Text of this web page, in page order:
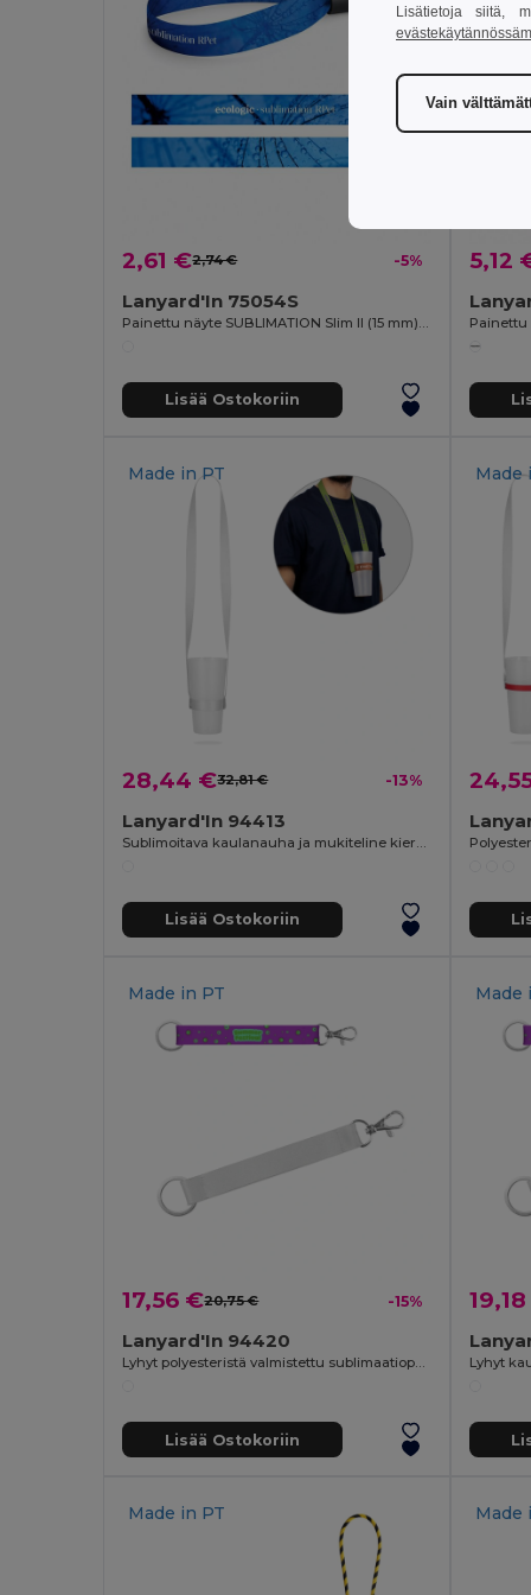
2,61 €2,74 € -5%
Lanyard'In 75054S
Lisää Ostokoriin
5,12
Made in PT
28,44 €32,81 € -13%
Lanyard'In 94413
Sublimoitava kaulanauha ja mukiteline kierrätetystä polyesteristä (100 % rPET)
Lisää Ostokoriin
Made
Made in PT
17,56 €20,75 € -15%
Lanyard'In 94420
Lyhyt polyesteristä valmistettu sublimaatiopainatukseen tarkoitettu kaulanauha, jossa vakiorengas ja karabiinihaka
Lisää Ostokoriin
Made
Made in PT Made
Lisätietoja siitä,
Vain